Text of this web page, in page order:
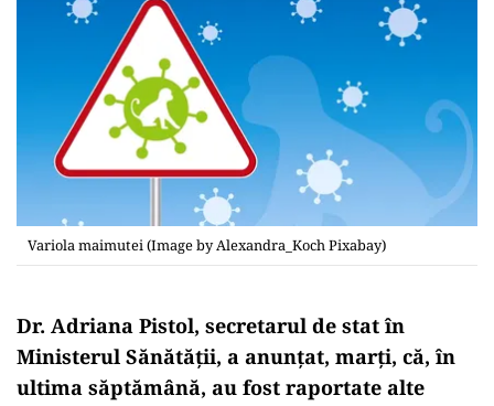
Variola maimutei (Image by Alexandra_Koch Pixabay)
Dr. Adriana Pistol, secretarul de stat în
Ministerul Sănătății, a anunțat, marți, că, în
ultima săptămână, au fost raportate alte